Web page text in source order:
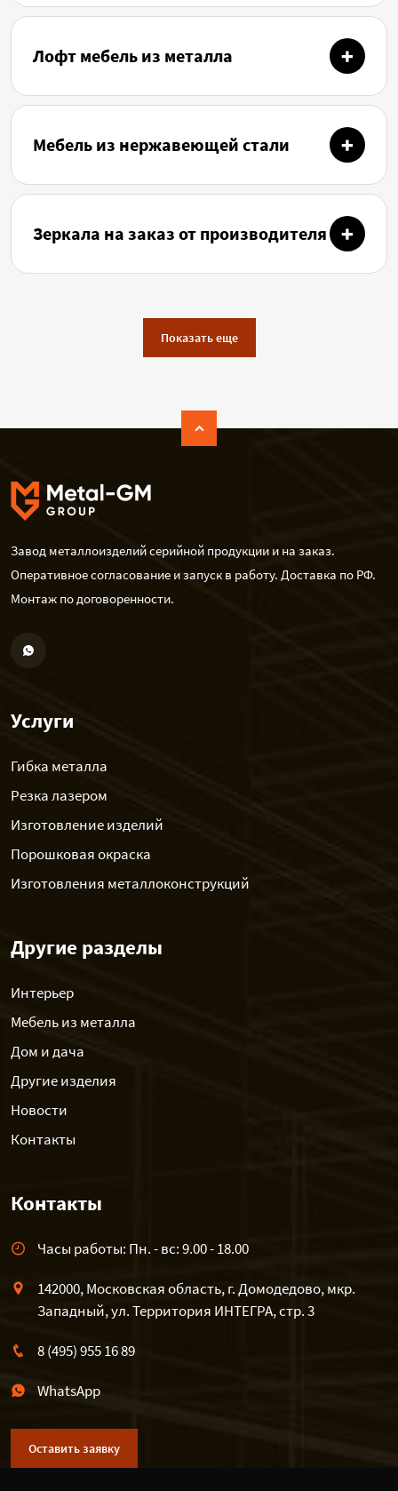
Лофт мебель из металла
Мебель из нержавеющей стали
Зеркала на заказ от производителя
Показать еще
Завод металлоизделий серийной продукции и на заказ.
Оперативное согласование и запуск в работу. Доставка по РФ.
Монтаж по договоренности.
Услуги
Гибка металла
Резка лазером
Изготовление изделий
Порошковая окраска
Изготовления металлоконструкций
Другие разделы
Интерьер
Мебель из металла
Дом и дача
Другие изделия
Новости
Контакты
Контакты
Часы работы: Пн. - вс: 9.00 - 18.00
142000, Московская область, г. Домодедово, мкр.
Западный, ул. Территория ИНТЕГРА, стр. 3
8 (495) 955 16 89
WhatsApp
Оставить заявку